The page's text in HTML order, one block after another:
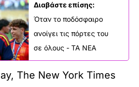
Διαβάστε επίσης:
Όταν το ποδόσφαιρο
ανοίγει τις πόρτες του
σε όλους - ΤΑ ΝΕΑ
The New York Times